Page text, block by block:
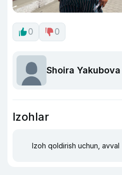
0 0
Shoira Yakubova
Izohlar
Izoh qoldirish uchun, avval